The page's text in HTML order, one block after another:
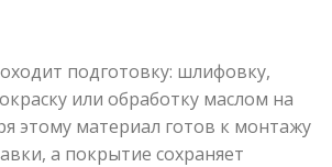
подготовку: шлифовку,
или обработку маслом на
этому материал готов к монтажу
а покрытие сохраняет